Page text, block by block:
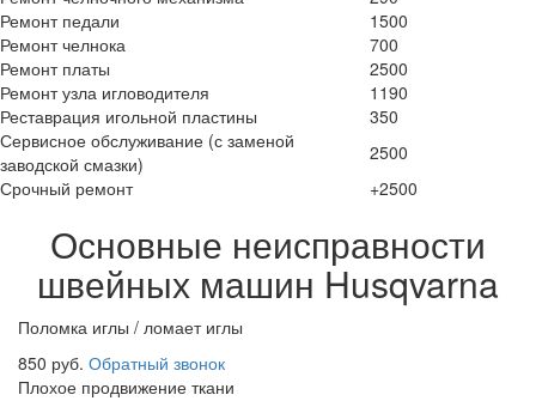
Ремонт педали
1500
Ремонт челнока
700
Ремонт платы
2500
Ремонт узла игловодителя
1190
Реставрация игольной пластины
350
Сервисное обслуживание (с заменой
заводской смазки)
2500
Срочный ремонт
+2500
Основные неисправности
швейных машин Husqvarna
Поломка иглы / ломает иглы
850 руб. Обратный звонок
Плохое продвижение ткани